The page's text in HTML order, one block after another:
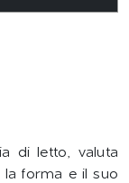
di letto, valuta
la forma e il suo